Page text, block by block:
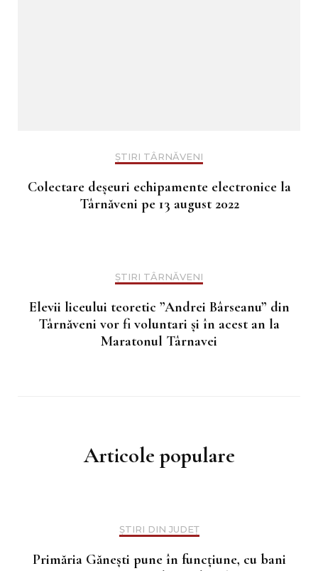
ȘTIRI TÂRNĂVENI
Colectare deșeuri echipamente electronice la
Târnăveni pe 13 august 2022
ȘTIRI TÂRNĂVENI
Elevii liceului teoretic ”Andrei Bârseanu” din
Târnăveni vor fi voluntari și în acest an la
Maratonul Târnavei
Articole populare
ȘTIRI DIN JUDEȚ
Primăria Gănești pune în funcțiune, cu bani